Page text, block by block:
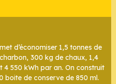
d’économiser 1,5 tonnes de
300 kg de chaux, 1,4
4 550 kWh par an. On construit
boite de conserve de 850 ml.